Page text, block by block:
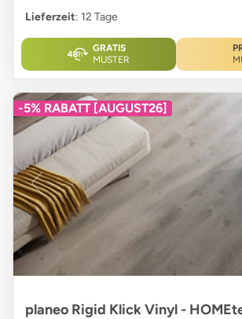
Lieferzeit: 12 Tage
GRATIS
MUSTER
-5% RABATT [AUGUST26]
planeo Rigid Klick Vinyl -